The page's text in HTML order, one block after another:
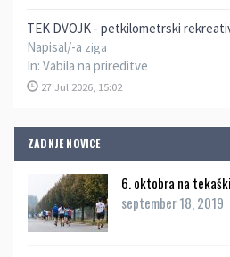
TEK DVOJK - petkilometrski
Napisal/-a ziga
In: Vabila na prireditve
27 Jul 2026, 15:02
ZADNJE NOVICE
6. oktobra na
september 18, 2019